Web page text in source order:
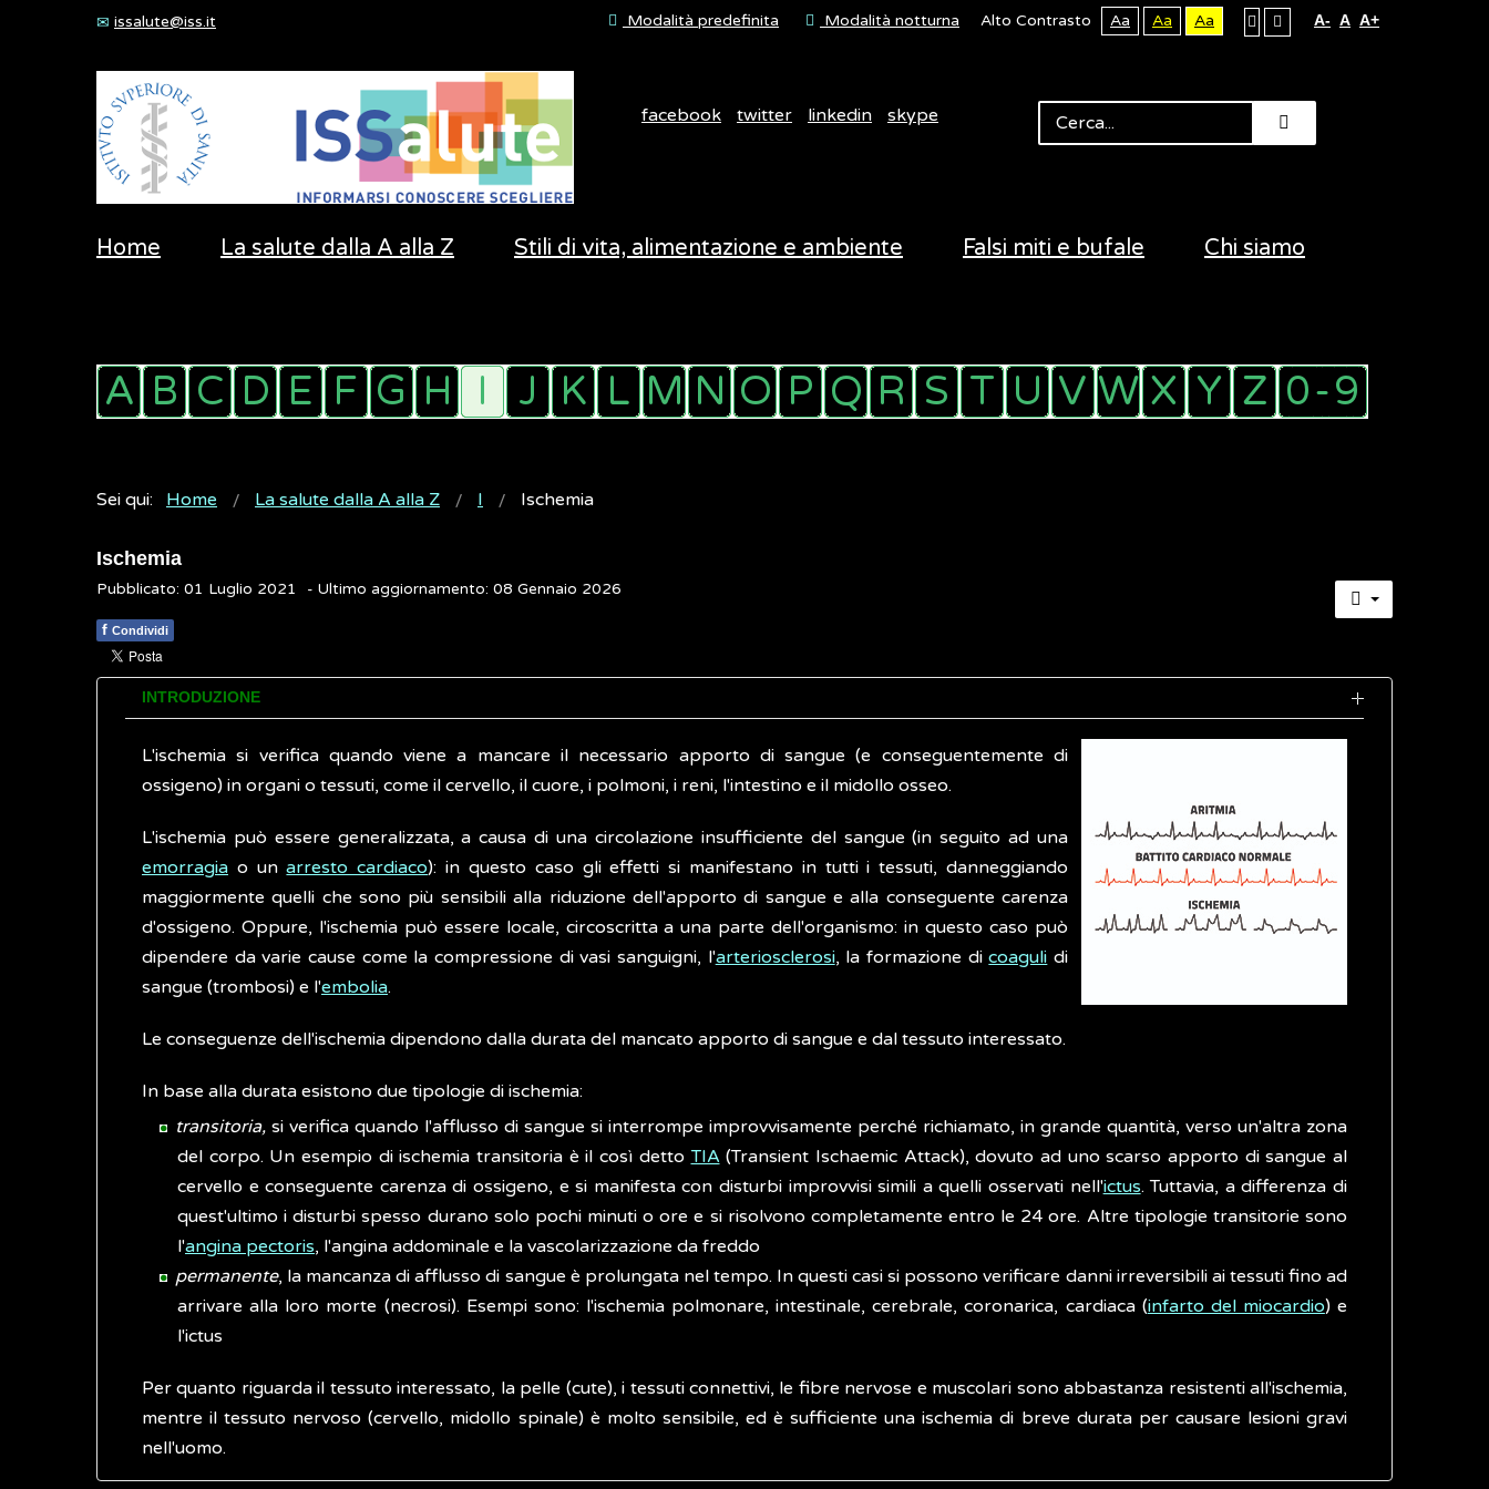
issalute@iss.it Modalità predefinita Modalità notturna Alto Contrasto Aa Aa Aa A- A A+
facebook twitter linkedin skype
Home La salute dalla A alla Z Stili di vita, alimentazione e ambiente Falsi miti e bufale Chi siamo
Sei qui: Home La salute dalla A alla Z I Ischemia
Ischemia
Pubblicato: 01 Luglio 2021 - Ultimo aggiornamento: 08 Gennaio 2026
f Condividi
INTRODUZIONE
L'ischemia si verifica quando viene a mancare il necessario apporto di sangue (e conseguentemente di
ossigeno) in organi o tessuti, come il cervello, il cuore, i polmoni, i reni, l'intestino e il midollo osseo.
L'ischemia può essere generalizzata, a causa di una circolazione insufficiente del sangue (in seguito ad una
emorragia o unarresto cardiaco): in questo caso gli effetti si manifestano in tutti i tessuti, danneggiando
maggiormente quelli che sono più sensibili alla riduzione dell'apporto di sangue e alla conseguente carenza
d'ossigeno. Oppure, l'ischemia può essere locale, circoscritta a una parte dell'organismo: in questo caso può
dipendere da varie cause come la compressione di vasi sanguigni, l'arteriosclerosi, la formazione dicoaguli di
sangue (trombosi) e l'embolia.
Le conseguenze dell'ischemia dipendono dalla durata del mancato apporto di sangue e dal tessuto interessato.
​In base alla durata esistono due tipologie di ischemia:
transitoria, si verifica quando l'afflusso di sangue si interrompe improvvisamente perché richiamato, in grande quantità, verso un'altra zona
del corpo. Un esempio di ischemia transitoria è il così dettoTIA (Transient Ischaemic Attack), dovuto ad uno scarso apporto di sangue al
cervello e conseguente carenza di ossigeno, e si manifesta con disturbi improvvisi simili a quelli osservati nell'ictus. Tuttavia, a differenza di
quest'ultimo i disturbi spesso durano solo pochi minuti o ore e si risolvono completamente entro le 24 ore. Altre tipologie transitorie sono
l'angina pectoris, l'angina addominale e la vascolarizzazione da freddo
permanente, la mancanza di afflusso di sangue è prolungata nel tempo. In questi casi si possono verificare danni irreversibili ai tessuti fino ad
arrivare alla loro morte (necrosi). Esempi sono: l'ischemia polmonare, intestinale, cerebrale, coronarica, cardiaca (infarto del miocardio) e
l'ictus
Per quanto riguarda il tessuto interessato, la pelle (cute), i tessuti connettivi, le fibre nervose e muscolari sono abbastanza resistenti all'ischemia,
mentre il tessuto nervoso (cervello, midollo spinale) è molto sensibile, ed è sufficiente una ischemia di breve durata per causare lesioni gravi
nell'uomo.